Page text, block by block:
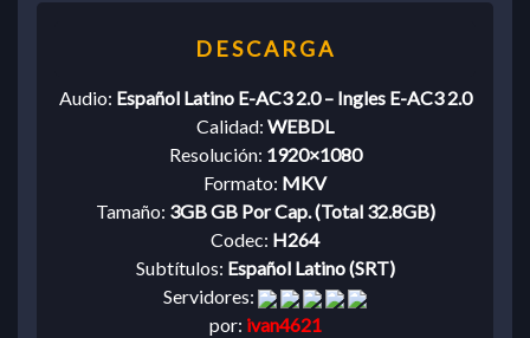
Audio: Español Latino E-AC3 2.0 – Ingles E-AC3 2.0
Calidad: WEBDL
Resolución: 1920×1080
Formato: MKV
Tamaño: 3GB GB Por Cap. (Total 32.8GB)
Codec: H264
Subtítulos: Español Latino (SRT)
Servidores:
por: ivan4621